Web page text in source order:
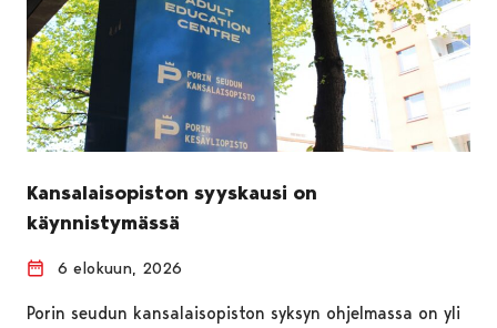
Kansalaisopiston syyskausi on
käynnistymässä
6 elokuun, 2026
Porin seudun kansalaisopiston syksyn ohjelmassa on yli